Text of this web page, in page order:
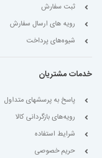
ثبت سفارش
رویه های ارسال سفارش
شیوه‌های پرداخت
خدمات مشتریان
پاسخ به پرسشهای متداول
رویه‌های بازگردانی کالا
شرایط استفاده
حریم خصوصی